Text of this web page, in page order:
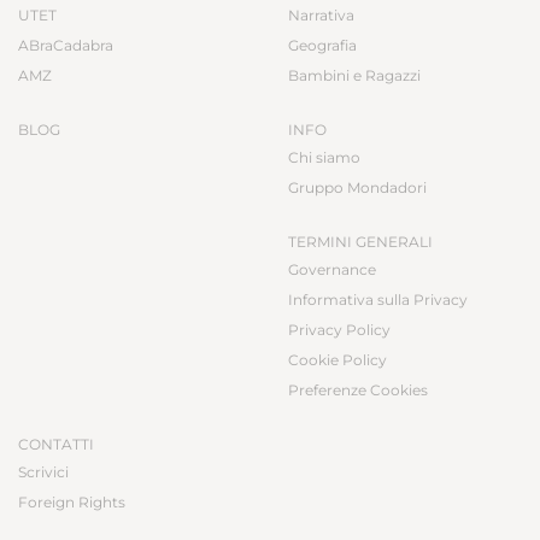
UTET
ABraCadabra
AMZ
BLOG
Narrativa
Geografia
Bambini e Ragazzi
INFO
Chi siamo
Gruppo Mondadori
TERMINI GENERALI
Governance
Informativa sulla Privacy
Privacy Policy
Cookie Policy
Preferenze Cookies
CONTATTI
Scrivici
Foreign Rights